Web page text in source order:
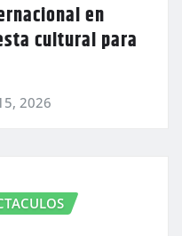
en
cultural para
2026